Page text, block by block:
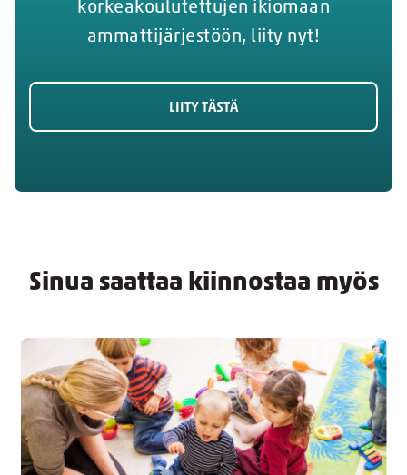
korkeakoulutettujen ikiomaan
ammattijärjestöön, liity nyt!
LIITY TÄSTÄ
Sinua saattaa kiinnostaa myös